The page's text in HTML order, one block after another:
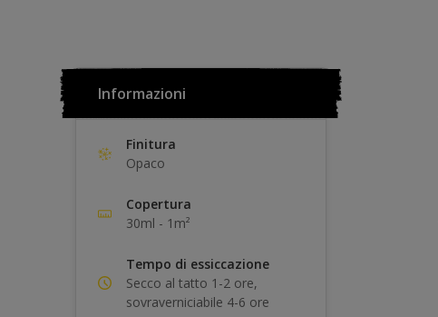
Informazioni
Finitura
Opaco
Copertura
30ml - 1m²
Tempo di essiccazione
Secco al tatto 1-2 ore,
sovraverniciabile 4-6 ore